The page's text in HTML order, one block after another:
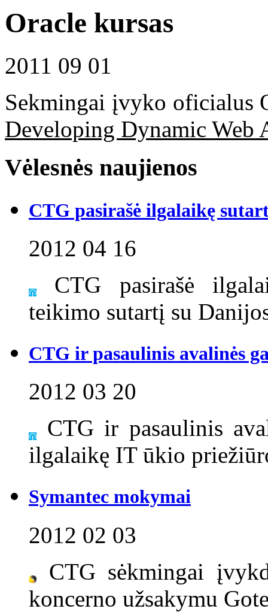
Oracle kursas
2011 09 01
Sekmingai įvyko oficialus
Developing Dynamic Web
Vėlesnės naujienos
CTG pasirašė ilgalaikę
2012 04 16
CTG pasirašė
teikimo sutartį su
CTG ir pasaulinis avalinės
2012 03 20
CTG ir pasaulinis
ilgalaikę IT ūkio
Symantec mokymai
2012 02 03
CTG sėkmingai
koncerno užsakymu